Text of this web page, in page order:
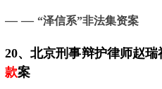
— — “泽信系”非法集资案
20、北京刑事辩护律师赵瑞
款案